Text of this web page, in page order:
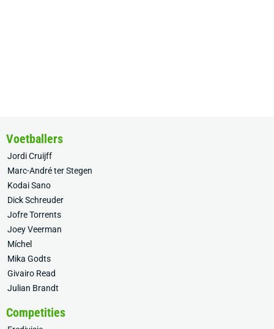
Voetballers
Jordi Cruijff
Marc-André ter Stegen
Kodai Sano
Dick Schreuder
Jofre Torrents
Joey Veerman
Míchel
Mika Godts
Givairo Read
Julian Brandt
Competities